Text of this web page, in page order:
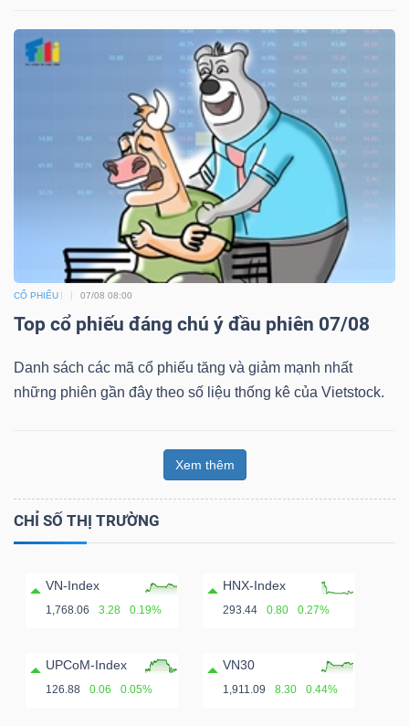
CỔ PHIẾU 07/08 08:00
Top cổ phiếu đáng chú ý đầu phiên 07/08
Danh sách các mã cổ phiếu tăng và giảm mạnh nhất
những phiên gần đây theo số liệu thống kê của Vietstock.
Xem thêm
CHỈ SỐ THỊ TRƯỜNG
VN-Index
1,768.06 3.28 0.19%
HNX-Index
293.44 0.80 0.27%
UPCoM-Index
126.88 0.06 0.05%
VN30
1,911.09 8.30 0.44%